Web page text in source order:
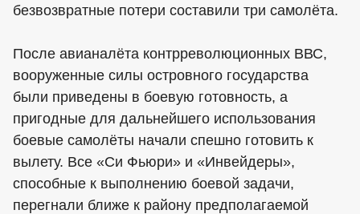
безвозвратные потери составили три самолёта.
После авианалёта контрреволюционных ВВС,
вооруженные силы островного государства
были приведены в боевую готовность, а
пригодные для дальнейшего использования
боевые самолёты начали спешно готовить к
вылету. Все «Си Фьюри» и «Инвейдеры»,
способные к выполнению боевой задачи,
перегнали ближе к району предполагаемой